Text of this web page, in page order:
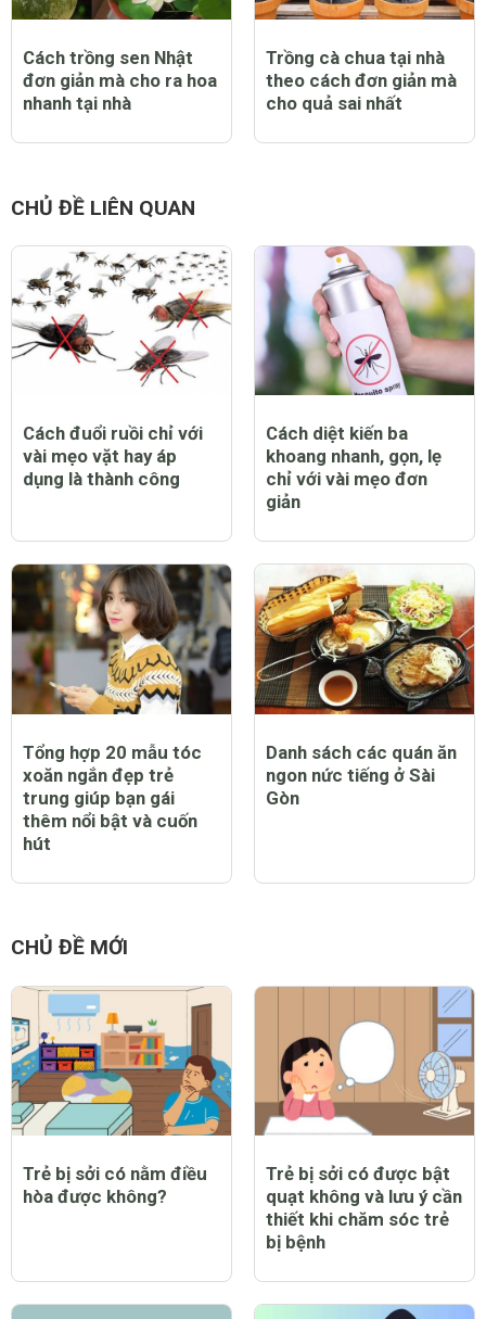
Cách trồng sen Nhật
đơn giản mà cho ra hoa
nhanh tại nhà
Trồng cà chua tại nhà
theo cách đơn giản mà
cho quả sai nhất
CHỦ ĐỀ LIÊN QUAN
Cách đuổi ruồi chỉ với
vài mẹo vặt hay áp
dụng là thành công
Cách diệt kiến ba
khoang nhanh, gọn, lẹ
chỉ với vài mẹo đơn
giản
Tổng hợp 20 mẫu tóc
xoăn ngắn đẹp trẻ
trung giúp bạn gái
thêm nổi bật và cuốn
hút
Danh sách các quán ăn
ngon nức tiếng ở Sài
Gòn
CHỦ ĐỀ MỚI
Trẻ bị sởi có nằm điều
hòa được không?
Trẻ bị sởi có được bật
quạt không và lưu ý cần
thiết khi chăm sóc trẻ
bị bệnh